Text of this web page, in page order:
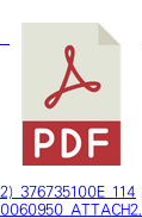
2) 376735100E_114
0060950_ATTACH2.